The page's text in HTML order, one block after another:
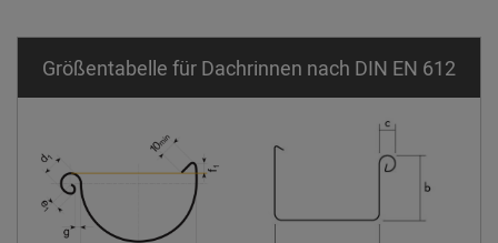
Größentabelle für Dachrinnen nach DIN EN 612